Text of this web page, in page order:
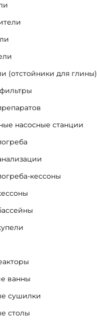
(отстойники для глины)
насосные станции
кессоны
ванны
сушилки
столы